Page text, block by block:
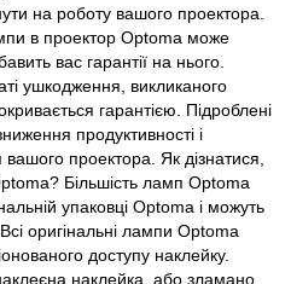
на роботу вашого проектора.
в проектор Optoma може
вас гарантії на нього.
ушкодження, викликаного
гарантією. Підроблені
продуктивності і
проектора. Як дізнатися,
Більшість ламп Optoma
упаковці Optoma і можуть
оригінальні лампи Optoma
доступу наклейку.
наклейка, або зламано